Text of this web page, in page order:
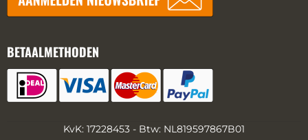
BETAALMETHODEN
KvK: 17228453 - Btw: NL819597867B01